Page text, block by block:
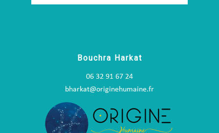
Bouchra Harkat
06 32 91 67 24
bharkat@originehumaine.fr